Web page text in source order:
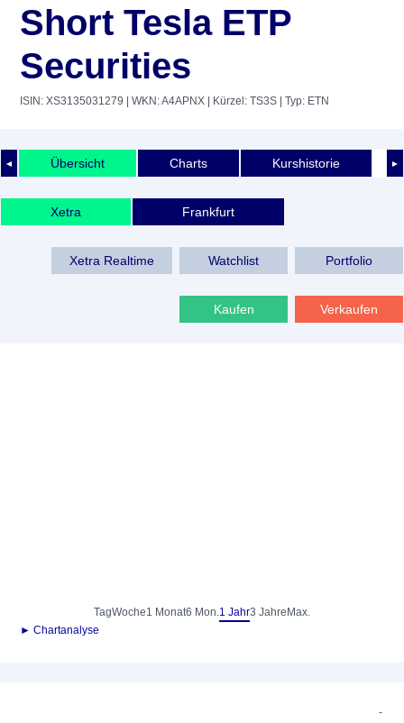
Short Tesla ETP
Securities
ISIN: XS3135031279 | WKN: A4APNX | Kürzel: TS3S | Typ: ETN
◄ ►
Übersicht Charts Kurshistorie
Xetra Frankfurt
Xetra Realtime Watchlist Portfolio
Kaufen Verkaufen
TagWoche1 Monat6 Mon.1 Jahr3 Jahre Max.
► Chartanalyse
-